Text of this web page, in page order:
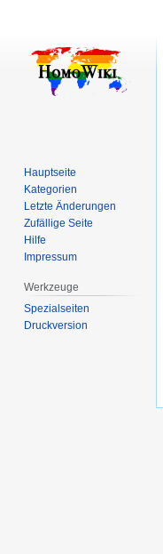
Hauptseite
Kategorien
Letzte Änderungen
Zufällige Seite
Hilfe
Impressum
Werkzeuge
Spezialseiten
Druckversion